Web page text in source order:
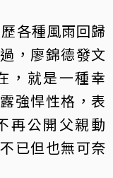
各種風雨回歸
，廖錦德發文
，就是一種幸
強悍性格，表
再公開父親動
已但也無可奈